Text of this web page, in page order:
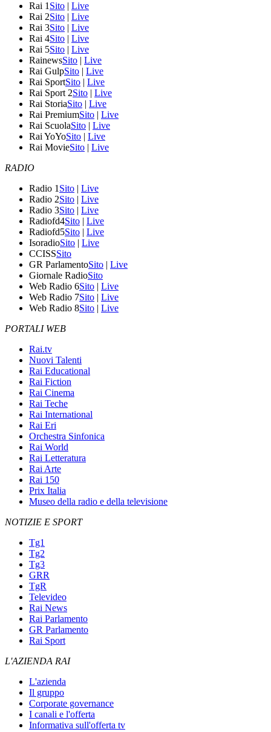
Rai 1 Sito | Live
Rai 2Sito | Live
Rai 3Sito | Live
Rai 4Sito | Live
Rai 5Sito | Live
RainewsSito | Live
Rai GulpSito | Live
Rai SportSito | Live
Rai Sport 2Sito | Live
Rai StoriaSito | Live
Rai PremiumSito | Live
Rai ScuolaSito | Live
Rai YoYoSito | Live
Rai MovieSito | Live
RADIO
Radio 1 Sito | Live
Radio 2Sito | Live
Radio 3Sito | Live
Radiofd4Sito | Live
Radiofd5Sito | Live
IsoradioSito | Live
CCISSSito
GR ParlamentoSito | Live
Giornale RadioSito
Web Radio 6Sito | Live
Web Radio 7Sito | Live
Web Radio 8Sito | Live
PORTALI WEB
Rai.tv
Nuovi Talenti
Rai Educational
Rai Fiction
Rai Cinema
Rai Teche
Rai International
Rai Eri
Orchestra Sinfonica
Rai World
Rai Letteratura
Rai Arte
Rai 150
Prix Italia
Museo della radio e della televisione
NOTIZIE E SPORT
Tg1
Tg2
Tg3
GRR
TgR
Televideo
Rai News
Rai Parlamento
GR Parlamento
Rai Sport
L'AZIENDA RAI
L'azienda
Il gruppo
Corporate governance
I canali e l'offerta
Informativa sull'offerta tv